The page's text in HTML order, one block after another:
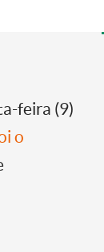
feira (9)
o